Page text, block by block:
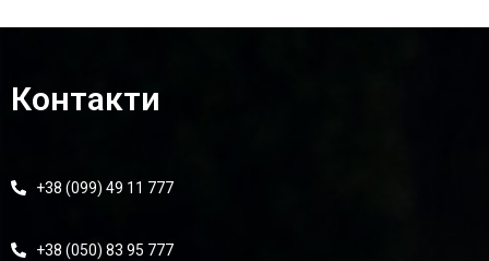
Контакти
+38 (099) 49 11 777
+38 (050) 83 95 777